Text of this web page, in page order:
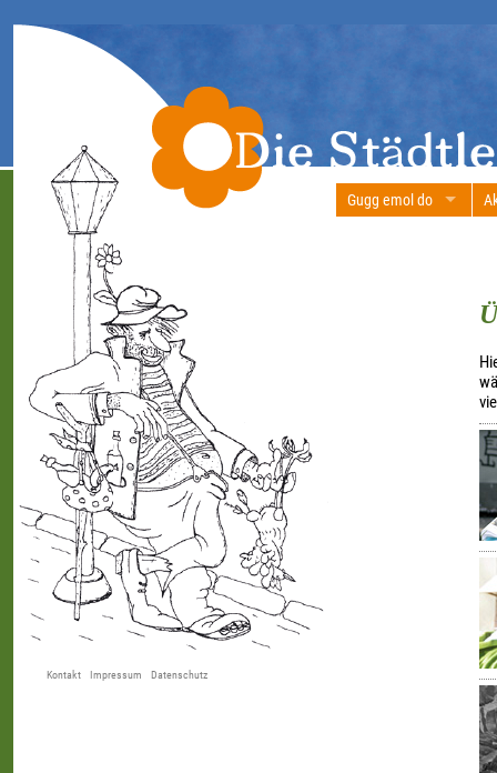
Gugg emol do
Kontakt Impressum Datenschutz